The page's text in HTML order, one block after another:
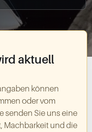
aktuell
können
oder vom
senden Sie uns eine
Machbarkeit und die